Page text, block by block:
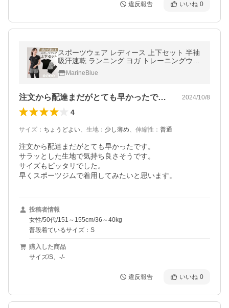
違反報告 いいね 0
スポーツウェア レディース 上下セット 半袖
吸汗速乾 ランニング ヨガ トレーニングウェ
ア S M L XL
MarineBlue
注文から配達まだがとても早かったです。… 2024/10/8
4
サイズ ： ちょうどよい、 生地 ： 少し薄め、 伸縮性 ： 普通
注文から配達まだがとても早かったです。
サラッとした生地で気持ち良さそうです。
サイズもピッタリでした。
早くスポーツジムで着用してみたいと思います。
投稿者情報
女性/50代/151～155cm/36～40kg
普段着ているサイズ：S
購入した商品
サイズ/S、-/-
違反報告 いいね 0